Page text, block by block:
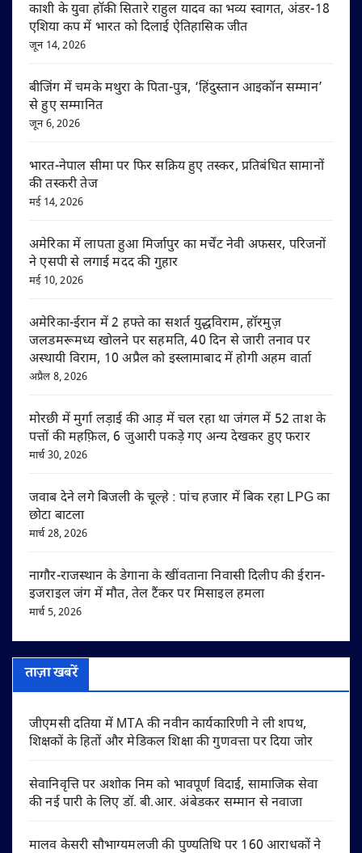
काशी के युवा हॉकी सितारे राहुल यादव का भव्य स्वागत, अंडर-18
एशिया कप में भारत को दिलाई ऐतिहासिक जीत
जून 14, 2026
बीजिंग में चमके मथुरा के पिता-पुत्र, ‘हिंदुस्तान आइकॉन सम्मान’
से हुए सम्मानित
जून 6, 2026
भारत-नेपाल सीमा पर फिर सक्रिय हुए तस्कर, प्रतिबंधित सामानों
की तस्करी तेज
मई 14, 2026
अमेरिका में लापता हुआ मिर्जापुर का मर्चेंट नेवी अफसर, परिजनों
ने एसपी से लगाई मदद की गुहार
मई 10, 2026
अमेरिका-ईरान में 2 हफ्ते का सशर्त युद्धविराम, हॉरमुज़
जलडमरूमध्य खोलने पर सहमति, 40 दिन से जारी तनाव पर
अस्थायी विराम, 10 अप्रैल को इस्लामाबाद में होगी अहम वार्ता
अप्रैल 8, 2026
मोरछी में मुर्गा लड़ाई की आड़ में चल रहा था जंगल में 52 ताश के
पत्तों की महफ़िल, 6 जुआरी पकड़े गए अन्य देखकर हुए फरार
मार्च 30, 2026
जवाब देने लगे बिजली के चूल्हे : पांच हजार में बिक रहा LPG का
छोटा बाटला
मार्च 28, 2026
नागौर-राजस्थान के डेगाना के खींवताना निवासी दिलीप की ईरान-
इजराइल जंग में मौत, तेल टैंकर पर मिसाइल हमला
मार्च 5, 2026
ताज़ा खबरें
जीएमसी दतिया में MTA की नवीन कार्यकारिणी ने ली शपथ,
शिक्षकों के हितों और मेडिकल शिक्षा की गुणवत्ता पर दिया जोर
सेवानिवृत्ति पर अशोक निम को भावपूर्ण विदाई, सामाजिक सेवा
की नई पारी के लिए डॉ. बी.आर. अंबेडकर सम्मान से नवाजा
मालव केसरी सौभाग्यमलजी की पुण्यतिथि पर 160 आराधकों ने